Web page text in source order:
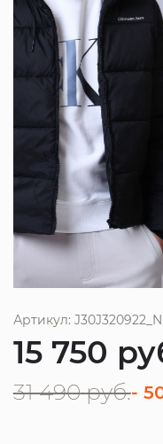
Артикул:
15 750
31 490 руб.-